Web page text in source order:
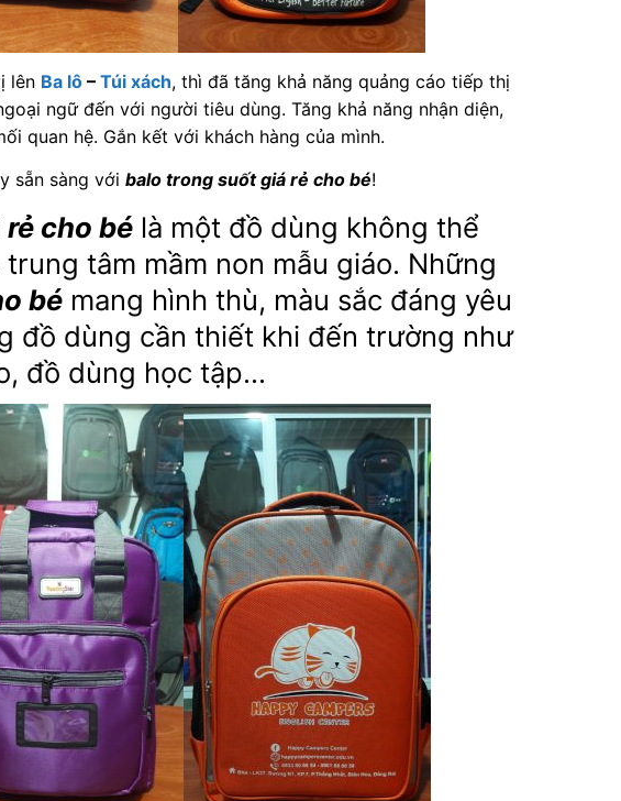
lên Ba lô– Túi xách, thì đã tăng khả năng quảng cáo tiếp thị
ngữ đến với người tiêu dùng. Tăng khả năng nhận diện,
quan hệ. Gắn kết với khách hàng của mình.
sẵn sàng vớibalo trong suốt giá rẻ cho bé!
cho bélà một đồ dùng không thể
tâm mầm non mẫu giáo. Những
bémang hình thù, màu sắc đáng yêu
đồ dùng cần thiết khi đến trường như
đồ dùng học tập…